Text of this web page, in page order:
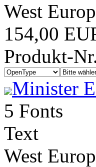
West
154,00
Produkt-
Minister
5 Fonts
Text
West